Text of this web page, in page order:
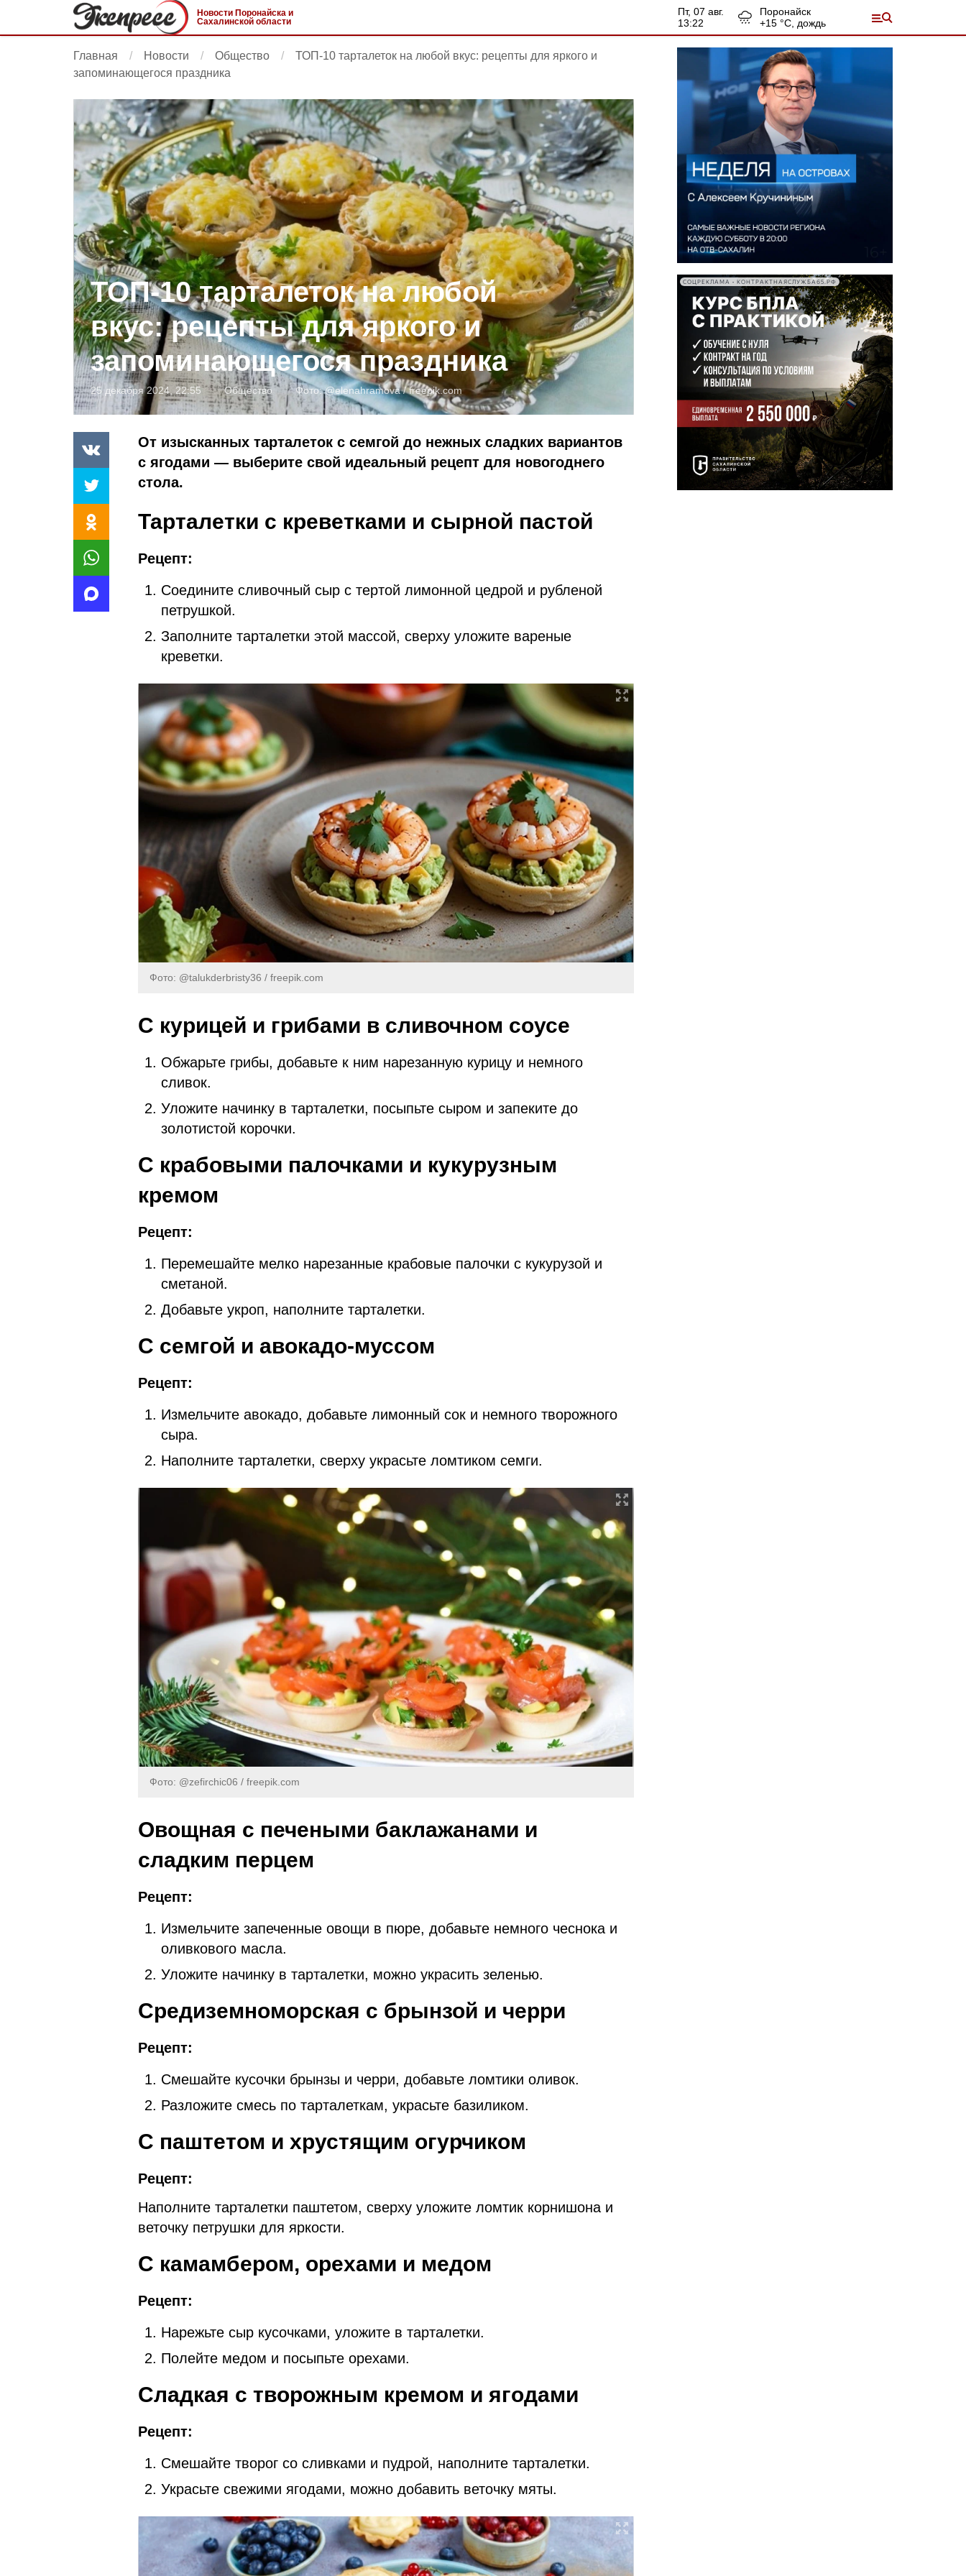
Новости Поронайска и
Сахалинской области
пт, 07 авг.
13:22
Поронайск
+15 °С, дождь
Главная Новости Общество
ТОП-10 тарталеток на любой вкус: рецепты для яркого и
запоминающегося праздника
ТОП-10 тарталеток на любой
вкус: рецепты для яркого и
запоминающегося праздника
25 декабря 2024, 22:55 Общество Фото:@elenahramova /freepik.com
От изысканных тарталеток с семгой до нежных сладких вариантов
с ягодами — выберите свой идеальный рецепт для новогоднего
стола.
Тарталетки с креветками и сырной пастой
Рецепт:
Соедините сливочный сыр с тертой лимонной цедрой и рубленой
петрушкой.
Заполните тарталетки этой массой, сверху уложите вареные
креветки.
Фото: @talukderbristy36 / freepik.com
С курицей и грибами в сливочном соусе
Обжарьте грибы, добавьте к ним нарезанную курицу и немного
сливок.
Уложите начинку в тарталетки, посыпьте сыром и запеките до
золотистой корочки.
С крабовыми палочками и кукурузным
кремом
Рецепт:
Перемешайте мелко нарезанные крабовые палочки с кукурузой и
сметаной.
Добавьте укроп, наполните тарталетки.
С семгой и авокадо-муссом
Рецепт:
Измельчите авокадо, добавьте лимонный сок и немного творожного
сыра.
Наполните тарталетки, сверху украсьте ломтиком семги.
Фото: @zefirchic06 / freepik.com
Овощная с печеными баклажанами и
сладким перцем
Рецепт:
Измельчите запеченные овощи в пюре, добавьте немного чеснока и
оливкового масла.
Уложите начинку в тарталетки, можно украсить зеленью.
Средиземноморская с брынзой и черри
Рецепт:
Смешайте кусочки брынзы и черри, добавьте ломтики оливок.
Разложите смесь по тарталеткам, украсьте базиликом.
С паштетом и хрустящим огурчиком
Рецепт:
Наполните тарталетки паштетом, сверху уложите ломтик корнишона и
веточку петрушки для яркости.
С камамбером, орехами и медом
Рецепт:
Нарежьте сыр кусочками, уложите в тарталетки.
Полейте медом и посыпьте орехами.
Сладкая с творожным кремом и ягодами
Рецепт:
Смешайте творог со сливками и пудрой, наполните тарталетки.
Украсьте свежими ягодами, можно добавить веточку мяты.
СОЦРЕКЛАМА • КОНТРАКТНАЯСЛУЖБА65.РФ